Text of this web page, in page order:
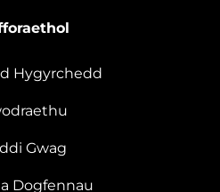
Hygyrchedd
Gwag
Dogfennau